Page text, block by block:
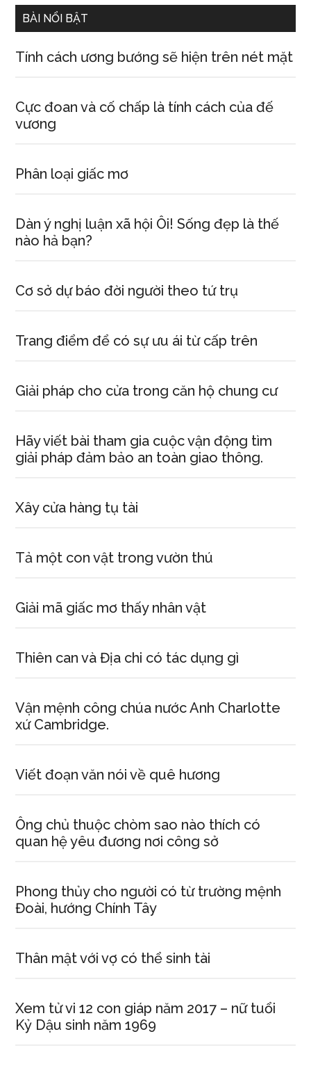
BÀI NỔI BẬT
Tính cách ương bướng sẽ hiện trên nét mặt
Cực đoan và cố chấp là tính cách của đế
vương
Phân loại giấc mơ
Dàn ý nghị luận xã hội Ôi! Sống đẹp là thế
nào hả bạn?
Cơ sở dự báo đời người theo tứ trụ
Trang điểm để có sự ưu ái từ cấp trên
Giải pháp cho cửa trong căn hộ chung cư
Hãy viết bài tham gia cuộc vận động tìm
giải pháp đảm bảo an toàn giao thông.
Xây cửa hàng tụ tài
Tả một con vật trong vườn thú
Giải mã giấc mơ thấy nhân vật
Thiên can và Địa chi có tác dụng gì
Vận mệnh công chúa nước Anh Charlotte
xứ Cambridge.
Viết đoạn văn nói về quê hương
Ông chủ thuộc chòm sao nào thích có
quan hệ yêu đương nơi công sở
Phong thủy cho người có từ trường mệnh
Đoài, hướng Chính Tây
Thân mật với vợ có thể sinh tài
Xem tử vi 12 con giáp năm 2017 – nữ tuổi
Kỷ Dậu sinh năm 1969